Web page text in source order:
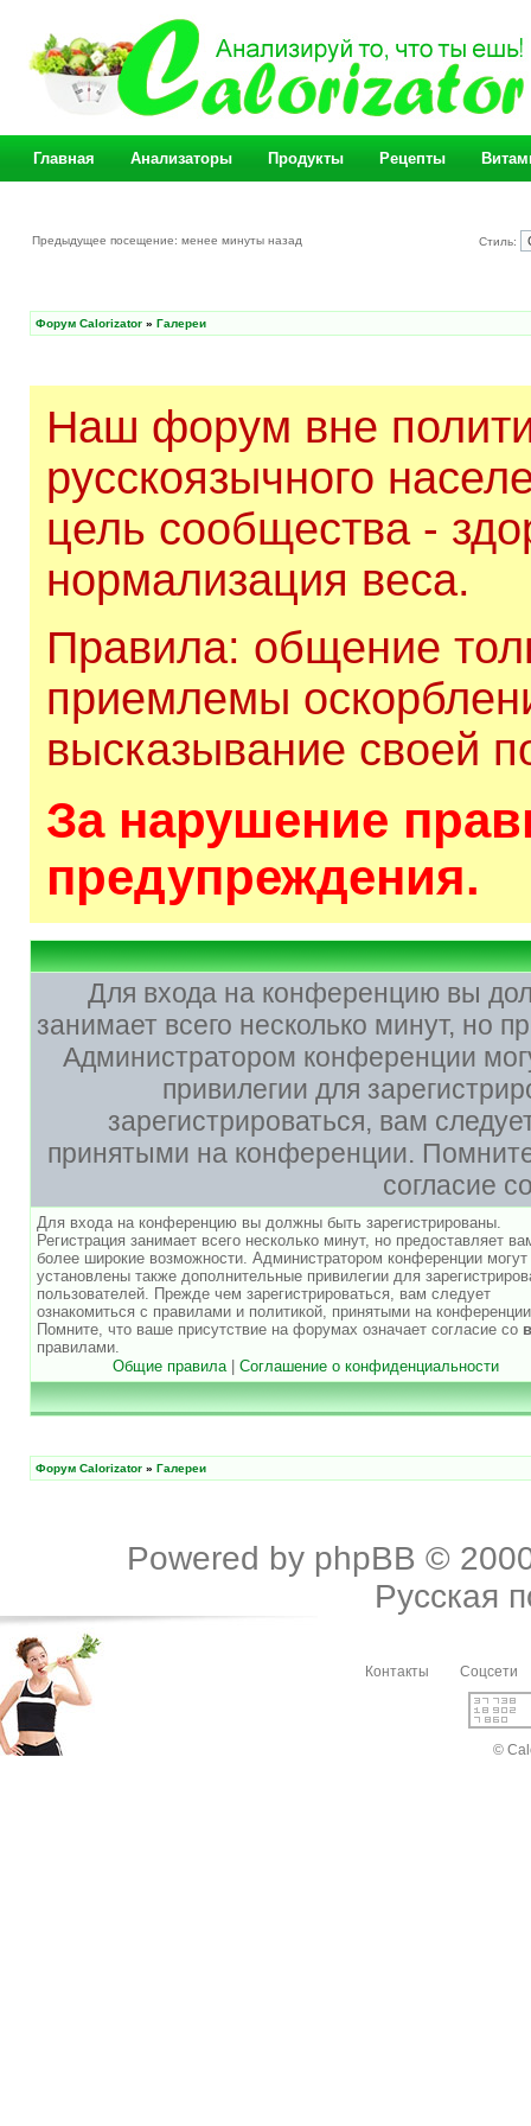
Главная Анализаторы Продукты Рецепты
Предыдущее посещение: менее минуты назад Стиль:
Форум Calorizator » Галереи
Наш форум вне
русскоязычного
цель сообщества -
нормализация веса.
Правила: общение
приемлемы
высказывание своей
За нарушение
предупреждения.
Для входа на конференцию вы
занимает всего несколько минут, но
Администратором конференции
привилегии для
зарегистрироваться, вам
принятыми на конференции.
согласие
Для входа на конференцию вы должны быть зарегистрированы.
Регистрация занимает всего несколько минут, но предоставляет
более широкие возможности. Администратором конференции
установлены также дополнительные привилегии для
пользователей. Прежде чем зарегистрироваться, вам следует
ознакомиться с правилами и политикой, принятыми на
Помните, что ваше присутствие на форумах означает согласие со
правилами.
Общие правила| Соглашение о конфиденциальности
Форум Calorizator » Галереи
Powered by phpBB ©
Русская
Контакты Соцсети
©